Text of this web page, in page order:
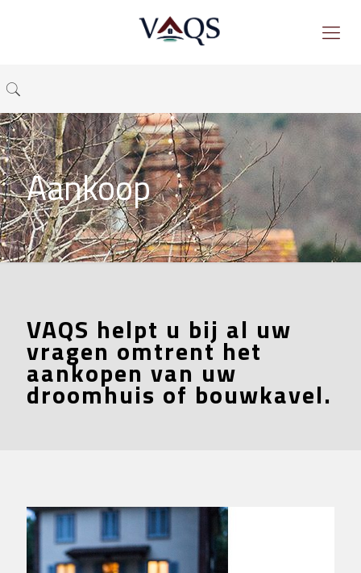
Aankoop
VAQS helpt u bij al uw
vragen omtrent het
aankopen van uw
droomhuis of bouwkavel.